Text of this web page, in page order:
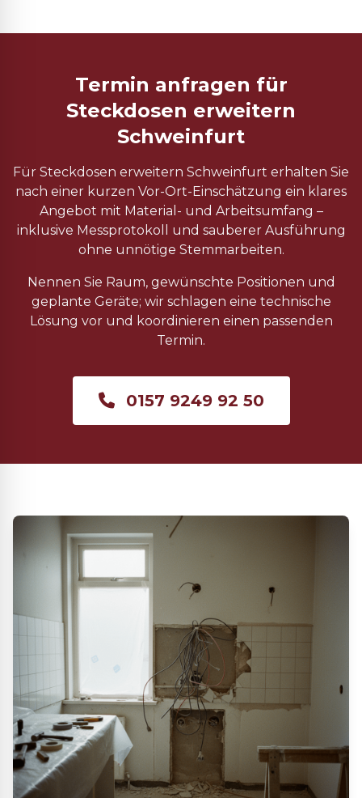
Termin anfragen für
Steckdosen erweitern
Schweinfurt
Für Steckdosen erweitern Schweinfurt erhalten Sie
nach einer kurzen Vor-Ort-Einschätzung ein klares
Angebot mit Material- und Arbeitsumfang –
inklusive Messprotokoll und sauberer Ausführung
ohne unnötige Stemmarbeiten.
Nennen Sie Raum, gewünschte Positionen und
geplante Geräte; wir schlagen eine technische
Lösung vor und koordinieren einen passenden
Termin.
0157 9249 92 50